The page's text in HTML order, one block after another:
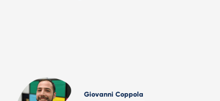
Giovanni Coppola